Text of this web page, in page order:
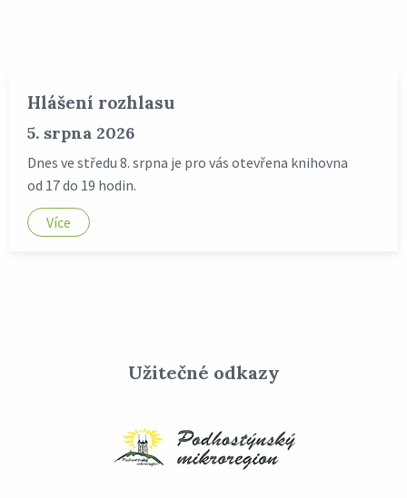
Hlášení rozhlasu
5. srpna 2026
Dnes ve středu 8. srpna je pro vás otevřena knihovna
od 17 do 19 hodin.
Více
Užitečné odkazy